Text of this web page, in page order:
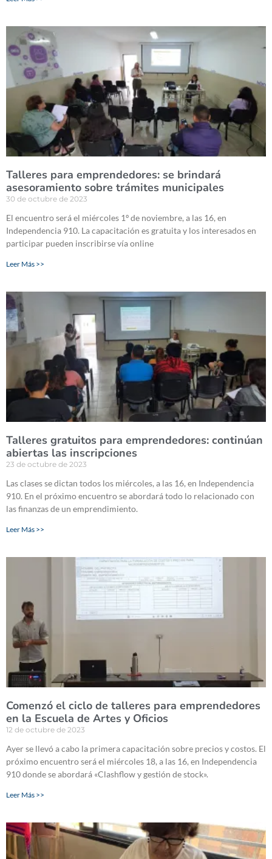
Talleres para emprendedores: se brindará
asesoramiento sobre trámites municipales
30 de octubre de 2023
El encuentro será el miércoles 1º de noviembre, a las 16, en
Independencia 910. La capacitación es gratuita y los interesados en
participar pueden inscribirse vía online
Leer Más >>
Talleres gratuitos para emprendedores: continúan
abiertas las inscripciones
23 de octubre de 2023
Las clases se dictan todos los miércoles, a las 16, en Independencia
910. En el próximo encuentro se abordará todo lo relacionado con
las finanzas de un emprendimiento.
Leer Más >>
Comenzó el ciclo de talleres para emprendedores
en la Escuela de Artes y Oficios
12 de octubre de 2023
Ayer se llevó a cabo la primera capacitación sobre precios y costos. El
próximo encuentro será el miércoles 18, a las 16, en Independencia
910 donde se abordará «Clashflow y gestión de stock».
Leer Más >>